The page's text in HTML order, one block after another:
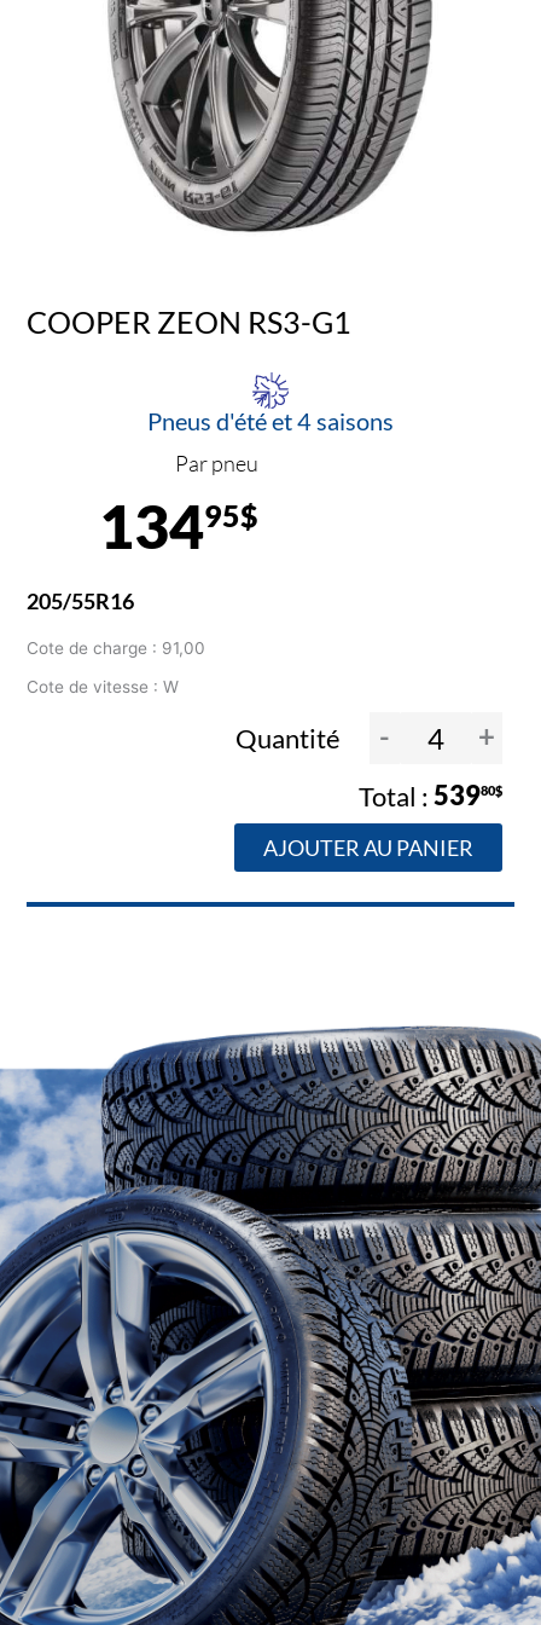
COOPER ZEON RS3-G1
Pneus d'été et 4 saisons
Par pneu
13495$
205/55R16
Cote de charge : 91,00
Cote de vitesse : W
Quantité - +
53980$
AJOUTER AU PANIER